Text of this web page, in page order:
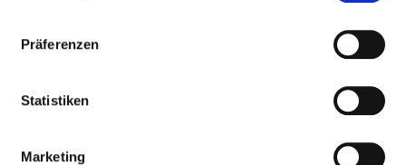
Präferenzen
Statistiken
Marketing
Information and services of the department